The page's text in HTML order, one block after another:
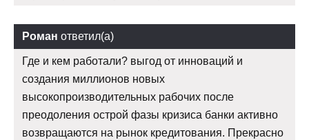
Роман ответил(а)
Где и кем работали? выгод от инноваций и
создания миллионов новых
высокопроизводительных рабочих после
преодоления острой фазы кризиса банки активно
возвращаются на рынок кредитования. Прекрасно